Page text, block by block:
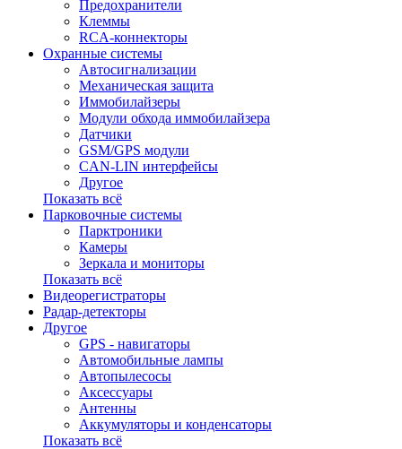
Предохранители
Клеммы
RCA-коннекторы
Охранные системы
Автосигнализации
Механическая защита
Иммобилайзеры
Модули обхода иммобилайзера
Датчики
GSM/GPS модули
CAN-LIN интерфейсы
Другое
Показать всё
Парковочные системы
Парктроники
Камеры
Зеркала и мониторы
Показать всё
Видеорегистраторы
Радар-детекторы
Другое
GPS - навигаторы
Автомобильные лампы
Автопылесосы
Аксессуары
Антенны
Аккумуляторы и конденсаторы
Показать всё